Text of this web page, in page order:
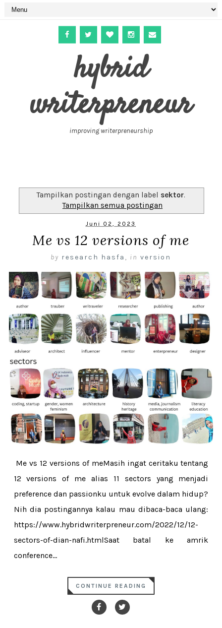
hybrid
writerpreneur
improving writerpreneurship
Tampilkan postingan dengan label sektor.
Tampilkan semua postingan
Juni 02, 2023
Me vs 12 versions of me
by research hasfa , in version
Me vs 12 versions of meMasih ingat ceritaku tentang
12 versions of me alias 11 sectors yang menjadi
preference dan passionku untuk evolve dalam hidup?
Nih dia postingannya kalau mau dibaca-baca ulang:
https://www.hybridwriterpreneur.com/2022/12/12-
sectors-of-dian-nafi.htmlSaat batal ke amrik
conference...
CONTINUE READING